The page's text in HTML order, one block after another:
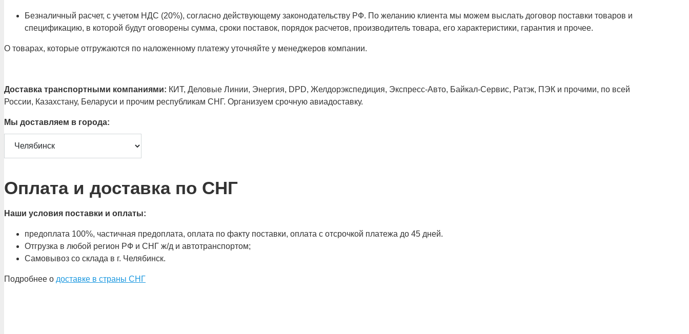
Безналичный расчет, с учетом НДС (20%), согласно действующему законодательству РФ. По желанию клиента мы можем выслать договор поставки товаров и
спецификацию, в которой будут оговорены сумма, сроки поставок, порядок расчетов, производитель товара, его характеристики, гарантия и прочее.
О товарах, которые отгружаются по наложенному платежу уточняйте у менеджеров компании.
Доставка транспортными компаниями: КИТ, Деловые Линии, Энергия, DPD, Желдорэкспедиция, Экспресс-Авто, Байкал-Сервис, Ратэк, ПЭК и прочими, по всей
России, Казахстану, Беларуси и прочим республикам СНГ. Организуем срочную авиадоставку.
Мы доставляем в города:
Оплата и доставка по СНГ
Наши условия поставки и оплаты:
предоплата 100%, частичная предоплата, оплата по факту поставки, оплата с отсрочкой платежа до 45 дней.
Отгрузка в любой регион РФ и СНГ ж/д и автотранспортом;
Самовывоз со склада в г. Челябинск.
Подробнее о доставке в страны СНГ